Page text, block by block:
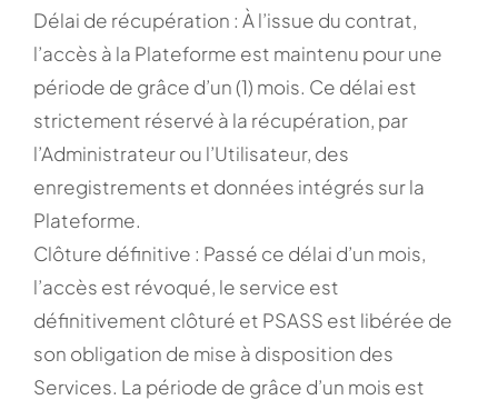
Délai de récupération : À l’issue du contrat,
l’accès à la Plateforme est maintenu pour une
période de grâce d’un (1) mois. Ce délai est
strictement réservé à la récupération, par
l’Administrateur ou l’Utilisateur, des
enregistrements et données intégrés sur la
Plateforme.
Clôture définitive : Passé ce délai d’un mois,
l’accès est révoqué, le service est
définitivement clôturé et PSASS est libérée de
son obligation de mise à disposition des
Services. La période de grâce d’un mois est